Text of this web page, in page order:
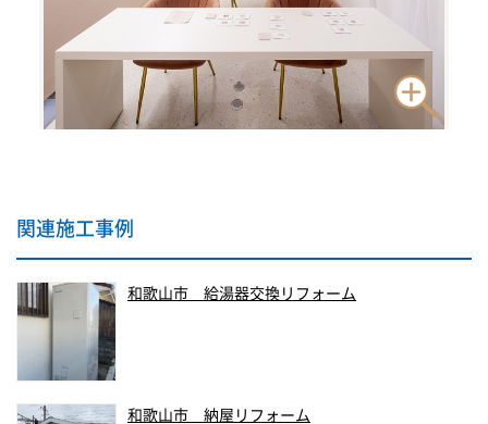
関連施工事例
和歌山市 給湯器交換リフォーム
和歌山市 納屋リフォーム